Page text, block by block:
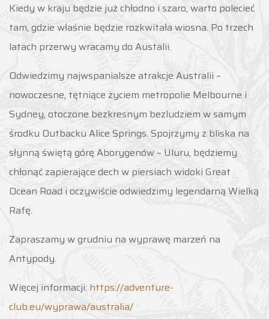
Kiedy w kraju będzie już chłodno i szaro, warto polecieć
tam, gdzie właśnie będzie rozkwitała wiosna. Po trzech
latach przerwy wracamy do Austalii.
Odwiedzimy najwspanialsze atrakcje Australii –
nowoczesne, tętniące życiem metropolie Melbourne i
Sydney, otoczone bezkresnym bezludziem w samym
środku Outbacku Alice Springs. Spojrzymy z bliska na
słynną świętą górę Aborygenów – Uluru, będziemy
chłonąć zapierające dech w piersiach widoki Great
Ocean Road i oczywiście odwiedzimy legendarną Wielką
Rafę.
Zapraszamy w grudniu na wyprawę marzeń na
Antypody.
Więcej informacji: https://adventure-
club.eu/wyprawa/australia/